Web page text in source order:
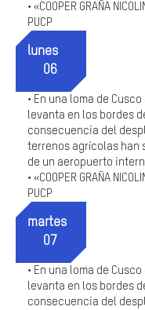
• «COOPER GRAÑA
PUCP
lunes
06
• En una loma de
levanta en los bordes
consecuencia del
terrenos agrícolas han
de un aeropuerto
• «COOPER GRAÑA
PUCP
martes
07
• En una loma de
levanta en los bordes
consecuencia del